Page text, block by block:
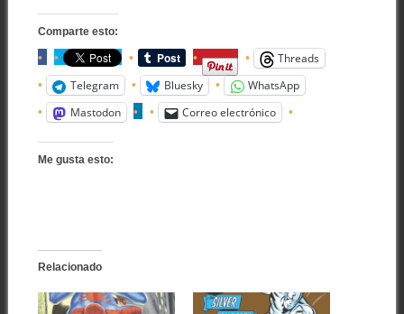
Comparte esto:
Threads
Telegram
Bluesky
WhatsApp
Mastodon
Correo electrónico
Me gusta esto:
Relacionado